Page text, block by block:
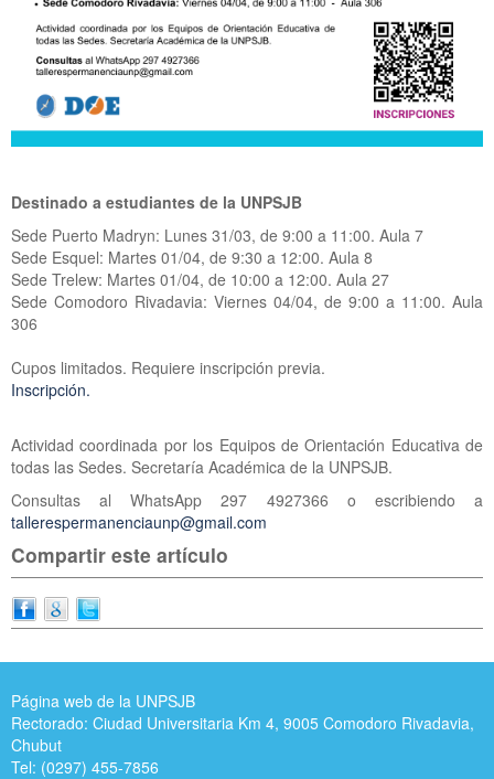
Destinado a estudiantes de la UNPSJB
Sede Puerto Madryn: Lunes 31/03, de 9:00 a 11:00. Aula 7
Sede Esquel: Martes 01/04, de 9:30 a 12:00. Aula 8
Sede Trelew: Martes 01/04, de 10:00 a 12:00. Aula 27
Sede Comodoro Rivadavia: Viernes 04/04, de 9:00 a 11:00. Aula
306
Cupos limitados. Requiere inscripción previa.
Inscripción.
Actividad coordinada por los Equipos de Orientación Educativa de
todas las Sedes. Secretaría Académica de la UNPSJB.
Consultas al WhatsApp 297 4927366 o escribiendo a
tallerespermanenciaunp@gmail.com
Compartir este artículo
Página web de la UNPSJB
Rectorado: Ciudad Universitaria Km 4, 9005 Comodoro Rivadavia,
Chubut
Tel: (0297) 455-7856